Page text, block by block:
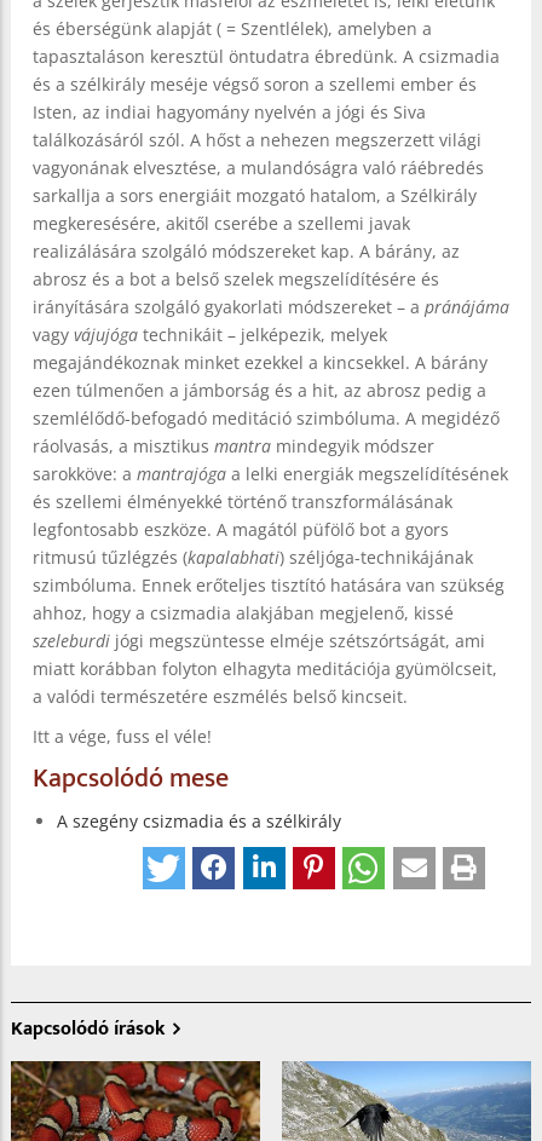
és éberségünk alapját ( = Szentlélek), amelyben a
tapasztaláson keresztül öntudatra ébredünk. A csizmadia
és a szélkirály meséje végső soron a szellemi ember és
Isten, az indiai hagyomány nyelvén a jógi és Siva
találkozásáról szól. A hőst a nehezen megszerzett világi
vagyonának elvesztése, a mulandóságra való ráébredés
sarkallja a sors energiáit mozgató hatalom, a Szélkirály
megkeresésére, akitől cserébe a szellemi javak
realizálására szolgáló módszereket kap. A bárány, az
abrosz és a bot a belső szelek megszelídítésére és
irányítására szolgáló gyakorlati módszereket – a pránájáma
vagy vájujóga technikáit – jelképezik, melyek
megajándékoznak minket ezekkel a kincsekkel. A bárány
ezen túlmenően a jámborság és a hit, az abrosz pedig a
szemlélődő-befogadó meditáció szimbóluma. A megidéző
ráolvasás, a misztikus mantra mindegyik módszer
sarokköve: a mantrajóga a lelki energiák megszelídítésének
és szellemi élményekké történő transzformálásának
legfontosabb eszköze. A magától püfölő bot a gyors
ritmusú tűzlégzés (kapalabhati) széljóga-technikájának
szimbóluma. Ennek erőteljes tisztító hatására van szükség
ahhoz, hogy a csizmadia alakjában megjelenő, kissé
szeleburdi jógi megszüntesse elméje szétszórtságát, ami
miatt korábban folyton elhagyta meditációja gyümölcseit,
a valódi természetére eszmélés belső kincseit.
Itt a vége, fuss el véle!
Kapcsolódó mese
A szegény csizmadia és a szélkirály
Kapcsolódó írások